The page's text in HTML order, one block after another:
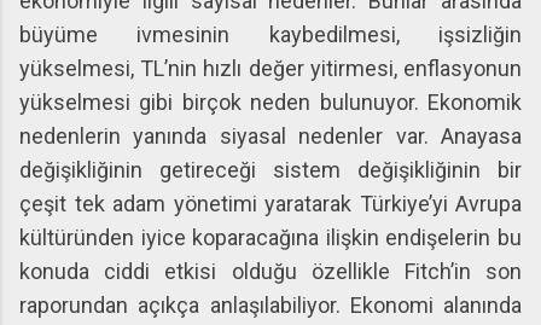
büyüme ivmesinin kaybedilmesi, işsizliğin
yükselmesi, TL’nin hızlı değer yitirmesi, enflasyonun
yükselmesi gibi birçok neden bulunuyor. Ekonomik
nedenlerin yanında siyasal nedenler var. Anayasa
değişikliğinin getireceği sistem değişikliğinin bir
çeşit tek adam yönetimi yaratarak Türkiye’yi Avrupa
kültüründen iyice koparacağına ilişkin endişelerin bu
konuda ciddi etkisi olduğu özellikle Fitch’in son
raporundan açıkça anlaşılabiliyor. Ekonomi alanında